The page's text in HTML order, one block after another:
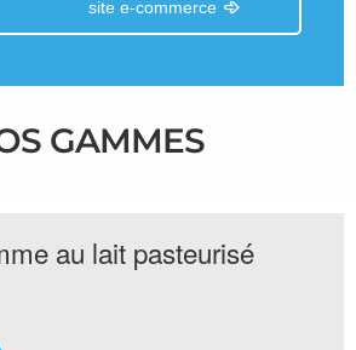
site e-commerce
GAMMES
au lait pasteurisé